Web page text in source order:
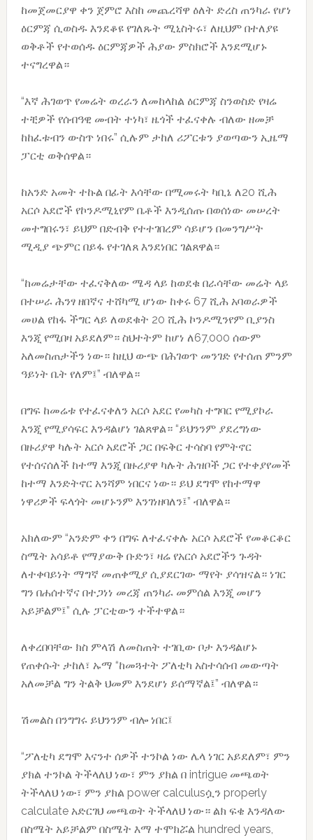
ከመጀመርያዋ ቀን ጀምሮ እስከ መጨረሻዋ ዕለት ድረስ ጠንካራ የሆነ
ዕርምጃ ሲወስዱ እንደቆዩ የገለጹት ሚኒስትሩ፣ ለዚህም በተለያዩ
ወቅቶች የተወሰዱ ዕርምጃዎች ሕያው ምስክሮች እንደሚሆኑ
ተናግረዋል።
“እኛ ሕገወጥ የመሬት ወረራን ለመከላከል ዕርምጃ ስንወስድ የዛሬ
ተቺዎች የሰብዓዊ መብት ተነካ፣ ዜጎች ተፈናቀሉ ብለው ዘመቻ
ከከፈቱብን ውስጥ ነበሩ” ሲሉም ታከለ ሪፖርቱን ያወጣውን ኢዜማ
ፓርቲ ወቅሰዋል።
ከአንድ አመት ተኩል በፊት እሳቸው በሚመሩት ካቢኔ ለ20 ሺሕ
አርሶ አደሮች የኮንዶሚኒየም ቤቶች እንዲሰጡ በወሰነው መሠረት
መተግበሩን፣ ይህም በድብቅ የተተገበረም ሳይሆን በመንግሥት
ሚዲያ ጭምር በይፋ የተገለጸ እንደነበር ገልጸዋል።
“ከመሬታቸው ተፈናቅለው ሜዳ ላይ ከወደቁ በራሳቸው መሬት ላይ
በተሠራ ሕንፃ ዘበኛና ተሸካሚ ሆነው ከቀሩ 67 ሺሕ አባወራዎች
መሀል የከፋ ችግር ላይ ለወደቁት 20 ሺሕ ኮንዶሚንየም ቢያንስ
እንጂ የሚበዛ አይደለም። ስህተትም ከሆነ ለ67,000 ሰውም
አለመስጠታችን ነው። ከዚህ ውጭ በሕገወጥ መንገድ የተሰጠ ምንም
ዓይነት ቤት የለም፤” ብለዋል።
በግፍ ከመሬቱ የተፈናቀለን አርሶ አደር የመካስ ተግባር የሚያኮራ
እንጂ የሚያሳፍር እንዳልሆነ ገልጸዋል። “ይህንንም ያደረግነው
በዙሪያዋ ካሉት አርሶ አደሮች ጋር በፍቅር ተሳስባ የምትኖር
የተሰናሰለች ከተማ እንጂ በዙሪያዋ ካሉት ሕዝቦች ጋር የተቀያየመች
ከተማ እንድትኖር አንሻም ነበርና ነው። ይህ ደግሞ የከተማዋ
ነዋሪዎች ፍላጎት መሆኑንም እንገነዘባለን፤” ብለዋል።
አክለውም “አንድም ቀን በግፍ ለተፈናቀሉ አርሶ አደሮች የመቆርቆር
ስሜት አሳይቶ የማያውቅ ቡድን፣ ዛሬ የአርሶ አደሮችን ጉዳት
ለተቀባይነት ማግኛ መጠቀሚያ ሲያደርገው ማየት ያሳዝናል። ነገር
ግን በሐሰተኛና በተጋነነ መረጃ ጠንካራ መምሰል እንጂ መሆን
አይቻልም፤” ሲሉ ፓርቲውን ተችተዋል።
ለቀረበባቸው ክስ ምላሽ ለመስጠት ተገቢው ቦታ እንዳልሆኑ
የጠቀሱት ታከለ፣ ኡማ “ከመጓተት ፖለቲካ አስተሳሰብ መውጣት
አለመቻል ግን ትልቅ ህመም እንደሆነ ይሰማኛል፤” ብለዋል።
ሽመልስ በንግግሩ ይህንንም ብሎ ነበር፤
“ፖለቲካ ደግሞ እናንተ ሰዎች ተንኮል ነው ሌላ ነገር አይደለም፣ ምን
ያክል ተንኮል ትችላለህ ነው፣ ምን ያክል በ intrigue መጫወት
ትችላለህ ነው፣ ምን ያክል power calculusሷን properly
calculate አድርገህ መጫወት ትችላለህ ነው። ልክ ፍቄ እንዳለው
በስሜት አይቻልም በስሜት እማ ተሞክሯል hundred years,